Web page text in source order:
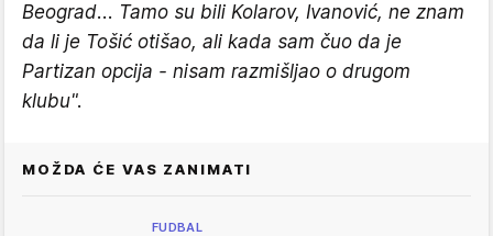
Beograd... Tamo su bili Kolarov, Ivanović, ne znam
da li je Tošić otišao, ali kada sam čuo da je
Partizan opcija - nisam razmišljao o drugom
klubu".
MOŽDA ĆE VAS ZANIMATI
FUDBAL